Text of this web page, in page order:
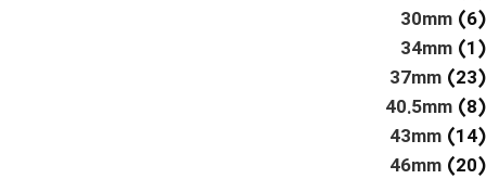
30mm (6)
34mm (1)
37mm (23)
40.5mm (8)
43mm (14)
46mm (20)